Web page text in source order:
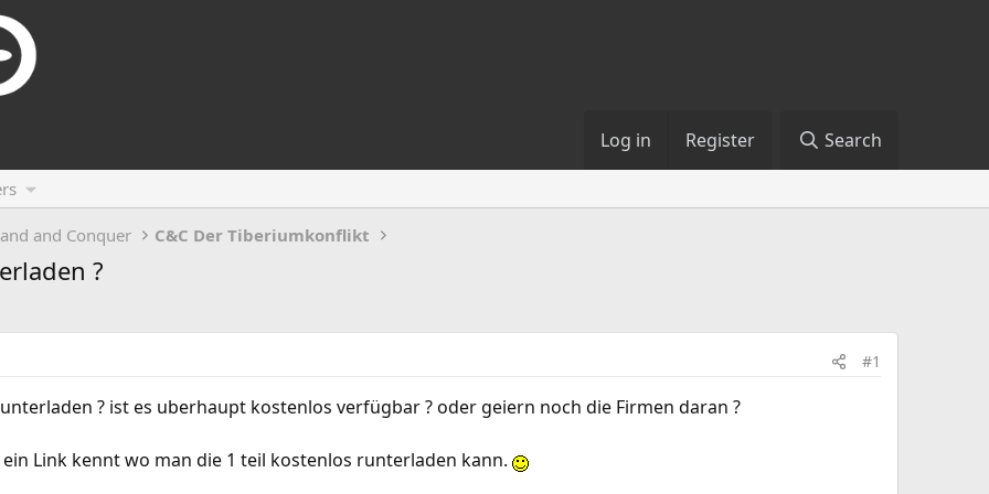
Log in Register Search
and Conquer C&C Der Tiberiumkonflikt
?
#1
? ist es uberhaupt kostenlos verfügbar ? oder geiern noch die Firmen daran ?
Link kennt wo man die 1 teil kostenlos runterladen kann.